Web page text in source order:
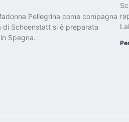
Pellegrina come compagna
di Schoenstatt si è preparata
Spagna.